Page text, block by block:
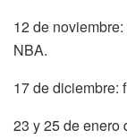
12 de
NBA.
17 de diciembre:
23 y 25 de enero